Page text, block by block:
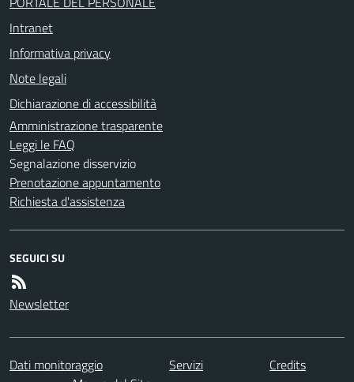
Intranet
Informativa privacy
Note legali
Dichiarazione di accessibilità
Amministrazione trasparente
Leggi le FAQ
Segnalazione disservizio
Prenotazione appuntamento
Richiesta d'assistenza
SEGUICI SU
Newsletter
Dati monitoraggio Servizi
Credits